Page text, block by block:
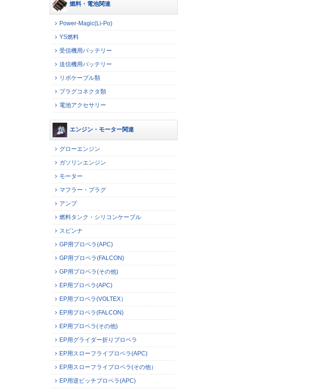
燃料・電池関連
Power-Magic(Li-Po)
YS燃料
受信機用バッテリー
送信機用バッテリー
リポケーブル類
プラグコネクタ類
電池アクセサリー
エンジン・モーター関連
グローエンジン
ガソリンエンジン
モーター
マフラー・プラグ
アンプ
燃料タンク・シリコンケーブル
スピンナ
GP用プロペラ(APC)
GP用プロペラ(FALCON)
GP用プロペラ(その他)
EP用プロペラ(APC)
EP用プロペラ(VOLTEX）
EP用プロペラ(FALCON)
EP用プロペラ(その他)
EP用グライダー折りプロペラ
EP用スローフライプロペラ(APC)
EP用スローフライプロペラ(その他）
EP用逆ピッチプロペラ(APC)